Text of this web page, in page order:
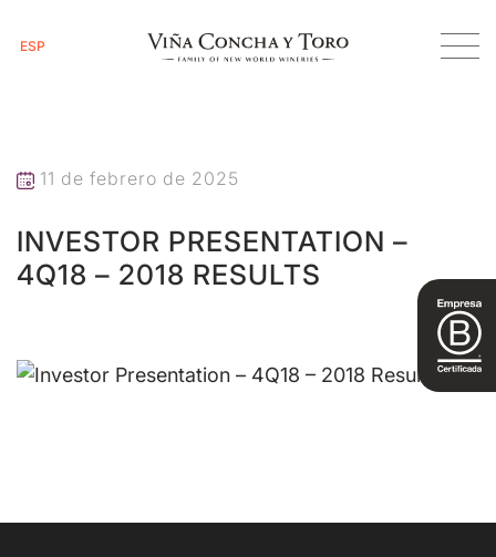
ESP
11 de febrero de 2025
INVESTOR PRESENTATION –
4Q18 – 2018 RESULTS